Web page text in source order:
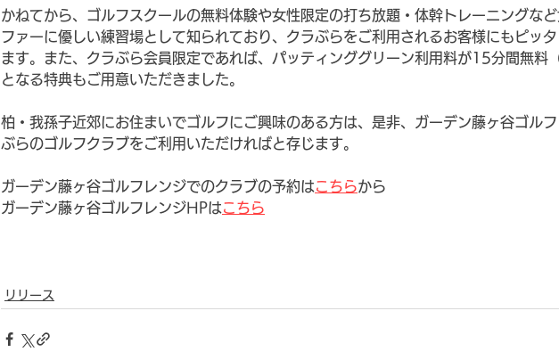
かねてから、ゴルフスクールの無料体験や女性限定の打ち放題・体幹トレーニングな
ファーに優しい練習場として知られており、クラぶらをご利用されるお客様にもピッ
ます。また、クラぶら会員限定であれば、パッティンググリーン利用料が15分間無料
となる特典もご用意いただきました。
柏・我孫子近郊にお住まいでゴルフにご興味のある方は、是非、ガーデン藤ヶ谷ゴル
ぶらのゴルフクラブをご利用いただければと存じます。
ガーデン藤ヶ谷ゴルフレンジでのクラブの予約はこちらから
ガーデン藤ヶ谷ゴルフレンジHPはこちら
リリース